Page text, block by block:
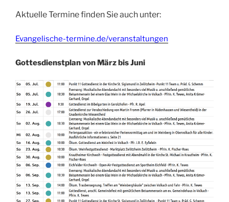
Aktuelle Termine finden Sie auch unter:
Evangelische-termine.de/veranstaltungen
Gottesdienstplan von März bis Juni